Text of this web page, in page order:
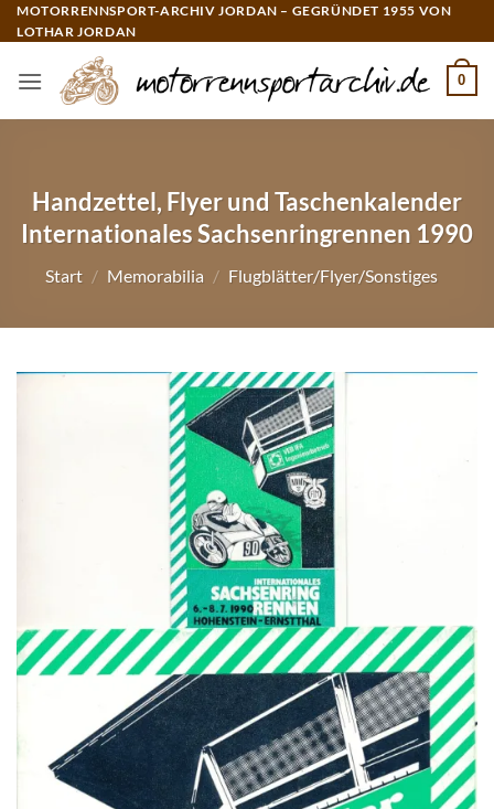
Zum
Inhalt
MOTORRENNSPORT-ARCHIV JORDAN – GEGRÜNDET 1955 VON
LOTHAR JORDAN
0
Handzettel, Flyer und Taschenkalender
Internationales Sachsenringrennen 1990
Start / Memorabilia / Flugblätter/Flyer/Sonstiges